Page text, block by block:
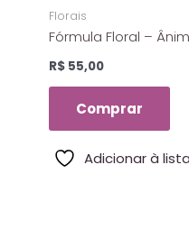
Florais
Fórmula Floral –
R$ 55,00
Comprar
Adicionar à